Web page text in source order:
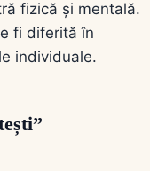
fizică și mentală.
fi diferită în
individuale.